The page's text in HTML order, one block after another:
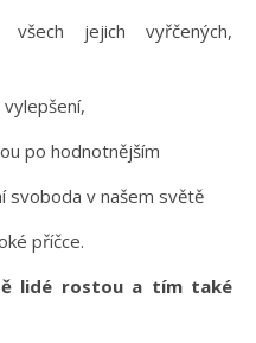
jejich vyřčených,
po hodnotnějším
svoboda v našem světě
příčce.
lidé rostou a tím také